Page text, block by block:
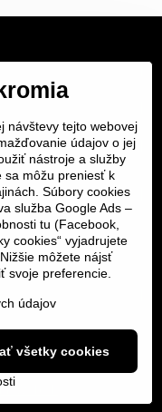
osobných údajov
návštevy tejto webovej
údajov o jej
nástroje a služby
sa môžu preniesť k
Súbory cookies
služba Google Ads –
tu (Facebook,
cookies“ vyjadrujete
môžete nájsť
svoje preferencie.
údajov
všetky cookies